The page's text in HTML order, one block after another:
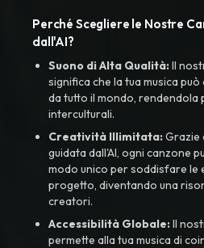
Perché Scegliere le Nostre
dall'AI?
Suono di Alta Qualità:Il
significa che la tua musica
da tutto il mondo,
interculturali.
Creatività Illimitata:Grazie
guidata dall'AI, ogni canzone
modo unico per soddisfare le
progetto, diventando una
creatori.
Accessibilità Globale:Il
permette alla tua musica di